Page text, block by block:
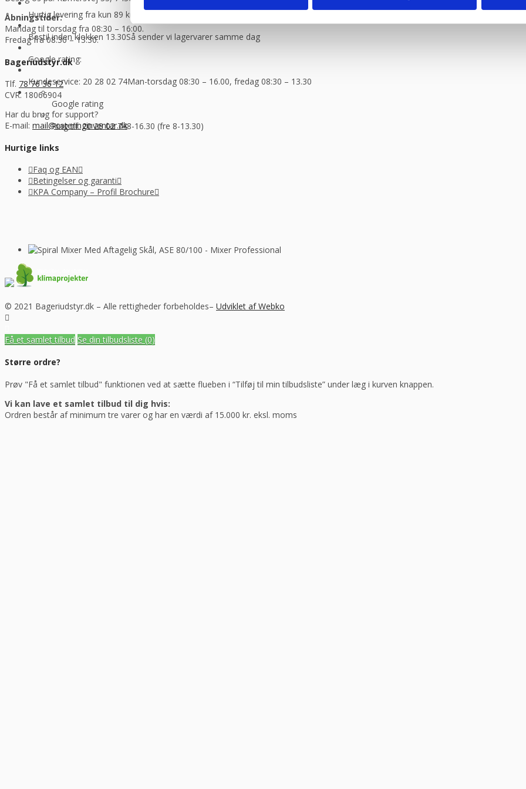
Hurtig levering fra kun 89 kr.
Bestil inden klokken 13.30Så sender vi lagervarer samme dag
Google rating:
Kundeservice: 20 28 02 74Man-torsdag 08:30 – 16.00, fredag 08:30 – 13.30
Google rating
Ring tlf. 20 28 02 748-16.30 (fre 8-13.30)
Åbningstider:
Mandag til torsdag fra 08:30 – 16:00.
Fredag fra 08.30 – 13.30.
Bageriudstyr.dk
Tlf. 78 76 36 12
CVR. 18066904
Har du brug for support?
E-mail: mail@cateringinventar.dk
Hurtige links
Faq og EAN
Betingelser og garanti
KPA Company – Profil Brochure
© 2021 Bageriudstyr.dk – Alle rettigheder forbeholdes– Udviklet af Webko
Få et samlet tilbud Se din tilbudsliste (0)
Større ordre?
Prøv "Få et samlet tilbud" funktionen ved at sætte flueben i “Tilføj til min tilbudsliste” under læg i kurven knappen.
Vi kan lave et samlet tilbud til dig hvis:
Ordren består af minimum tre varer og har en værdi af 15.000 kr. eksl. moms